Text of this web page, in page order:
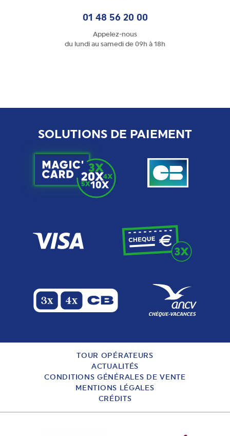
01 48 56 20 00
Appelez-nous
du lundi au samedi de 09h à 18h
SOLUTIONS DE PAIEMENT
TOUR OPÉRATEURS
ACTUALITÉS
CONDITIONS GÉNÉRALES DE VENTE
MENTIONS LÉGALES
CRÉDITS